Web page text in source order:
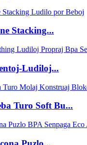
Stacking...
Ludiloj...
Turo Soft Bu...